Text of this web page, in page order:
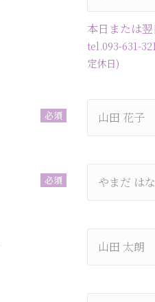
本日または
tel.093-631-
定休日)
必須
必須